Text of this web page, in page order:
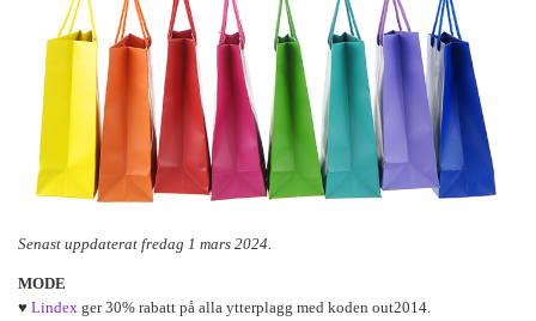
Senast uppdaterat fredag 1 mars 2024.
MODE
♥ Lindex ger 30% rabatt på alla ytterplagg med koden out2014.